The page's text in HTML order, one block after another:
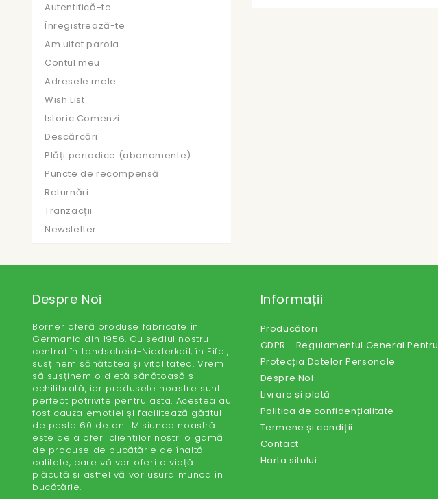
Autentifică-te
Înregistrează-te
Am uitat parola
Contul meu
Adresele mele
Wish List
Istoric Comenzi
Descărcări
Plăți periodice (abonamente)
Puncte de recompensă
Returnări
Tranzacții
Newsletter
Despre Noi
Borner oferă produse fabricate în
Germania din 1956. Cu sediul nostru
central în Landscheid-Niederkail, în Eifel,
susținem sănătatea și vitalitatea. Vrem
să susținem o dietă sănătoasă și
echilibrată, iar produsele noastre sunt
perfect potrivite pentru asta. Acestea au
fost cauza emoției și facilitează gătitul
de peste 60 de ani. Misiunea noastră
este de a oferi clienților noștri o gamă
de produse de bucătărie de înaltă
calitate, care vă vor oferi o viață
plăcută și astfel vă vor ușura munca în
bucătărie.
Informații
Producători
GDPR - Regulamentul General Pentru
Protecția Datelor Personale
Despre Noi
Livrare și plată
Politica de confidențialitate
Termene și condiții
Contact
Harta sitului